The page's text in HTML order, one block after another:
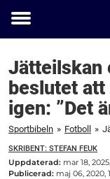
Toggle
Jätteilskan
beslutet att
igen: ”Det
Sportbibeln » Fotboll »
SKRIBENT: STEFAN FEUK
Uppdaterad: mar 18,
Publicerad: maj 06, 2020,